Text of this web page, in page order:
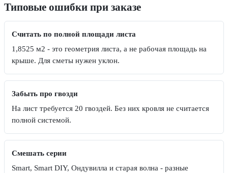
Типовые ошибки при заказе
Считать по полной площади листа
1,8525 м2 - это геометрия листа, а не рабочая площадь на
крыше. Для сметы нужен уклон.
Забыть про гвозди
На лист требуется 20 гвоздей. Без них кровля не считается
полной системой.
Смешать серии
Smart, Smart DIY, Ондувилла и старая волна - разные